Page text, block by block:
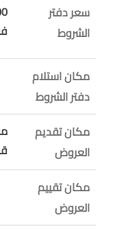
سعر دفتر
الشروط
مكان استلام
دفتر الشروط
مكان تقديم
العروض
مكان تقييم
العروض